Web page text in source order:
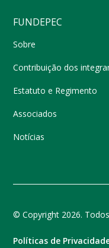
FUNDEPEC
Sobre
Contribuição dos
Estatuto e Regimento
Associados
Notícias
© Copyright 2026.
Políticas de